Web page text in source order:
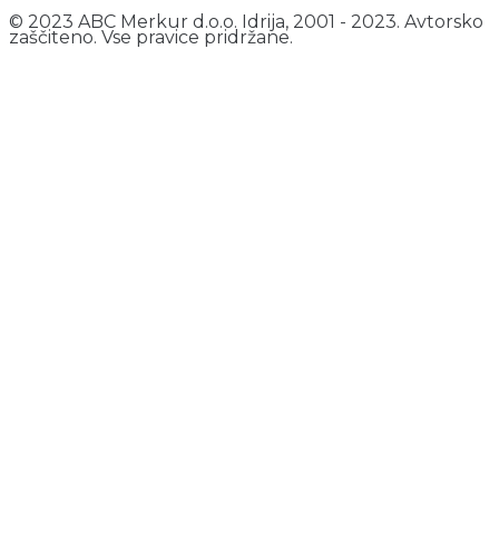
© 2023 ABC Merkur d.o.o. Idrija, 2001 - 2023. Avtorsko
zaščiteno. Vse pravice pridržane.